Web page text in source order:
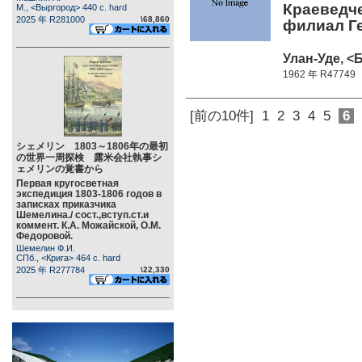
М., <Выргород> 440 c. hard
2025 年 R281000
\68,860
シェメリン 1803～1806年の最初
の世界一周探検 露米会社執事シ
ェメリンの覚書から
Первая кругосветная
экспедиция 1803-1806 годов в
записках приказчика
Шемелина./ сост.,вступ.ст.и
коммент. К.А. Можайской, О.М.
Федоровой.
Шемелин Ф.И.
СПб., <Крига> 464 c. hard
2025 年 R277784
\22,330
филиал
Улан-Уде,
1962 年 R47749
[前の10件] 1 2 3 4 5 6